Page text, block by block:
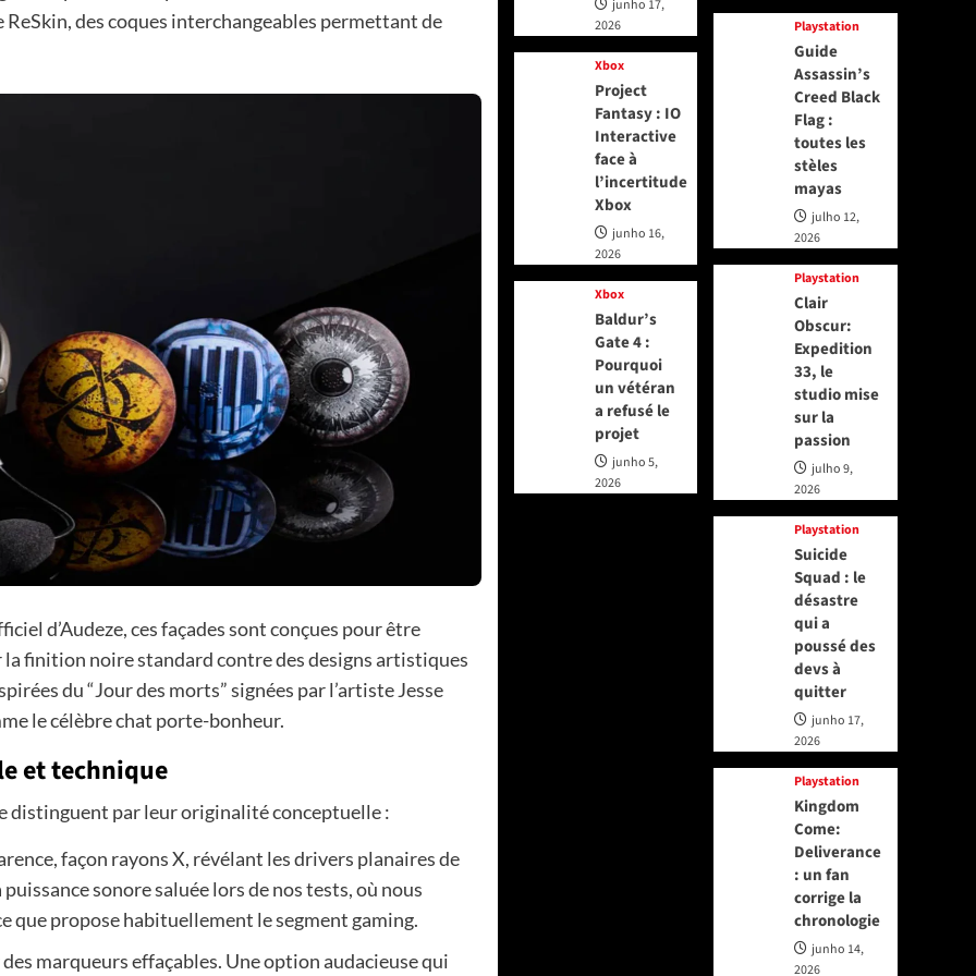
des coques interchangeables permettant de
d’Audeze, ces façades sont conçues pour être
finition noire standard contre des designs artistiques
du “Jour des morts” signées par l’artiste Jesse
le célèbre chat porte-bonheur.
et technique
distinguent par leur originalité conceptuelle :
façon rayons X, révélant les drivers planaires de
sonore saluée lors de nos tests, où nous
propose habituellement le segment gaming.
marqueurs effaçables. Une option audacieuse qui
junho 17,
2026
Xbox
Project
Fantasy : IO
Interactive
face à
l’incertitude
Xbox
junho 16,
2026
Xbox
Baldur’s
Gate 4 :
Pourquoi
un vétéran
a refusé le
projet
junho 5,
2026
Playstation
Guide
Assassin’s
Creed Black
Flag :
toutes les
stèles
mayas
julho 12,
2026
Playstation
Clair
Obscur:
Expedition
33, le
studio mise
sur la
passion
julho 9,
2026
Playstation
Suicide
Squad : le
désastre
qui a
poussé des
devs à
quitter
junho 17,
2026
Playstation
Kingdom
Come:
Deliverance
: un fan
corrige la
chronologie
junho 14,
2026